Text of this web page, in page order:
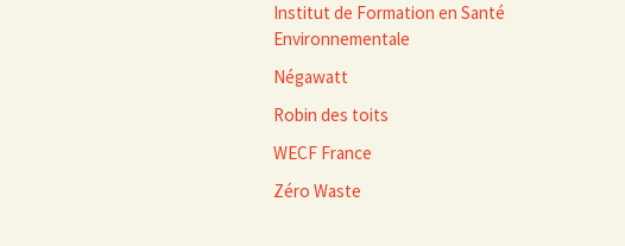
Institut de Formation en Santé
Environnementale
Négawatt
Robin des toits
WECF France
Zéro Waste